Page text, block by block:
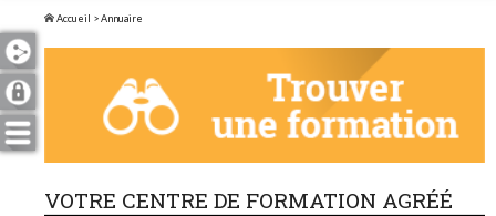
Accueil > Annuaire
VOTRE CENTRE DE FORMATION AGRÉÉ